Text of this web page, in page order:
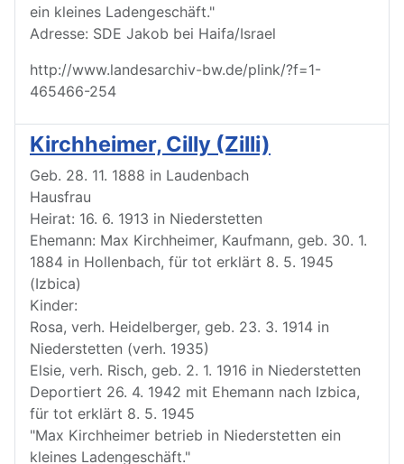
ein kleines Ladengeschäft."
Adresse: SDE Jakob bei Haifa/Israel
http://www.landesarchiv-bw.de/plink/?f=1-
465466-254
Kirchheimer, Cilly (Zilli)
Geb. 28. 11. 1888 in Laudenbach
Hausfrau
Heirat: 16. 6. 1913 in Niederstetten
Ehemann: Max Kirchheimer, Kaufmann, geb. 30. 1.
1884 in Hollenbach, für tot erklärt 8. 5. 1945
(Izbica)
Kinder:
Rosa, verh. Heidelberger, geb. 23. 3. 1914 in
Niederstetten (verh. 1935)
Elsie, verh. Risch, geb. 2. 1. 1916 in Niederstetten
Deportiert 26. 4. 1942 mit Ehemann nach Izbica,
für tot erklärt 8. 5. 1945
"Max Kirchheimer betrieb in Niederstetten ein
kleines Ladengeschäft."